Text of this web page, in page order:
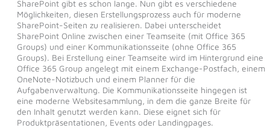
SharePoint gibt es schon lange. Nun gibt es verschiedene
Möglichkeiten, diesen Erstellungsprozess auch für moderne
SharePoint-Seiten zu realisieren. Dabei unterscheidet
SharePoint Online zwischen einer Teamseite (mit Office 365
Groups) und einer Kommunikationsseite (ohne Office 365
Groups). Bei Erstellung einer Teamseite wird im Hintergrund eine
Office 365 Group angelegt mit einem Exchange-Postfach, einem
OneNote-Notizbuch und einem Planner für die
Aufgabenverwaltung. Die Kommunikationsseite hingegen ist
eine moderne Websitesammlung, in dem die ganze Breite für
den Inhalt genutzt werden kann. Diese eignet sich für
Produktpräsentationen, Events oder Landingpages.